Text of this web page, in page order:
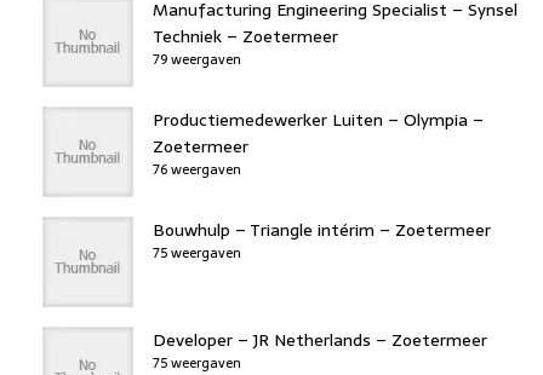
Manufacturing Engineering Specialist – Synsel
Techniek – Zoetermeer
79 weergaven
Productiemedewerker Luiten – Olympia –
Zoetermeer
76 weergaven
Bouwhulp – Triangle intérim – Zoetermeer
75 weergaven
Developer – JR Netherlands – Zoetermeer
75 weergaven